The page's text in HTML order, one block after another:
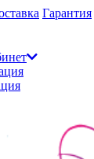
Гарантия